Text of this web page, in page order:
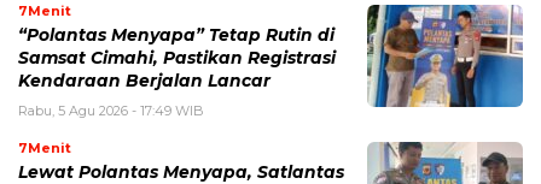
7Menit
“Polantas Menyapa” Tetap Rutin di
Samsat Cimahi, Pastikan Registrasi
Kendaraan Berjalan Lancar
Rabu, 5 Agu 2026 - 17:49 WIB
7Menit
Lewat Polantas Menyapa, Satlantas